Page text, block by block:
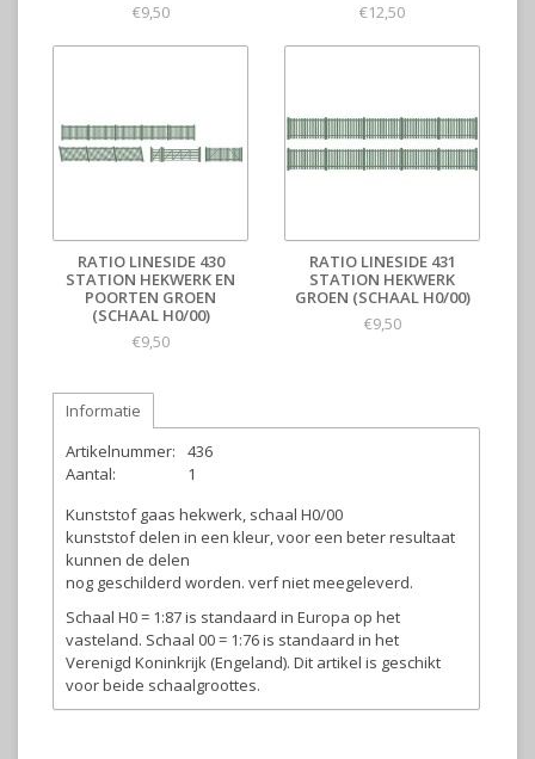
€9,50
€12,50
RATIO LINESIDE 430
STATION HEKWERK EN
POORTEN GROEN
(SCHAAL H0/00)
€9,50
RATIO LINESIDE 431
STATION HEKWERK
GROEN (SCHAAL H0/00)
€9,50
Informatie
Artikelnummer:
436
Aantal:
1
Kunststof gaas hekwerk, schaal H0/00
kunststof delen in een kleur, voor een beter resultaat
kunnen de delen
nog geschilderd worden. verf niet meegeleverd.
Schaal H0 = 1:87 is standaard in Europa op het
vasteland. Schaal 00 = 1:76 is standaard in het
Verenigd Koninkrijk (Engeland). Dit artikel is geschikt
voor beide schaalgroottes.